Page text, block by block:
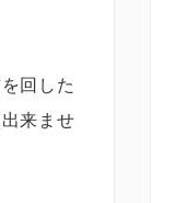
回した
来ませ